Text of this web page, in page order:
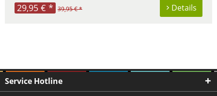
Details
29,95 € * 39,95 € *
Service Hotline